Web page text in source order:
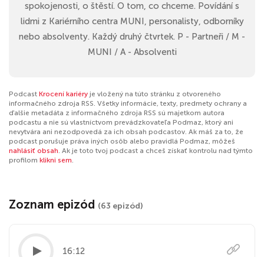
spokojenosti, o štěstí. O tom, co chceme. Povídání s
lidmi z Kariérního centra MUNI, personalisty, odborníky
nebo absolventy. Každý druhý čtvrtek. P - Partneři / M -
MUNI / A - Absolventi
Podcast Krocení kariéry je vložený na túto stránku z otvoreného
informačného zdroja RSS. Všetky informácie, texty, predmety ochrany a
ďalšie metadáta z informačného zdroja RSS sú majetkom autora
podcastu a nie sú vlastníctvom prevádzkovateľa Podmaz, ktorý ani
nevytvára ani nezodpovedá za ich obsah podcastov. Ak máš za to, že
podcast porušuje práva iných osôb alebo pravidlá Podmaz, môžeš
nahlásiť obsah. Ak je toto tvoj podcast a chceš získať kontrolu nad týmto
profilom klikni sem.
Zoznam epizód (63 epizód)
16:12